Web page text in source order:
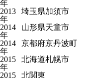
年
2013
年
埼玉県加須市
2014
年
山形県天童市
2014
年
京都府京丹波町
2015
年
北海道札幌市
2015
北関東